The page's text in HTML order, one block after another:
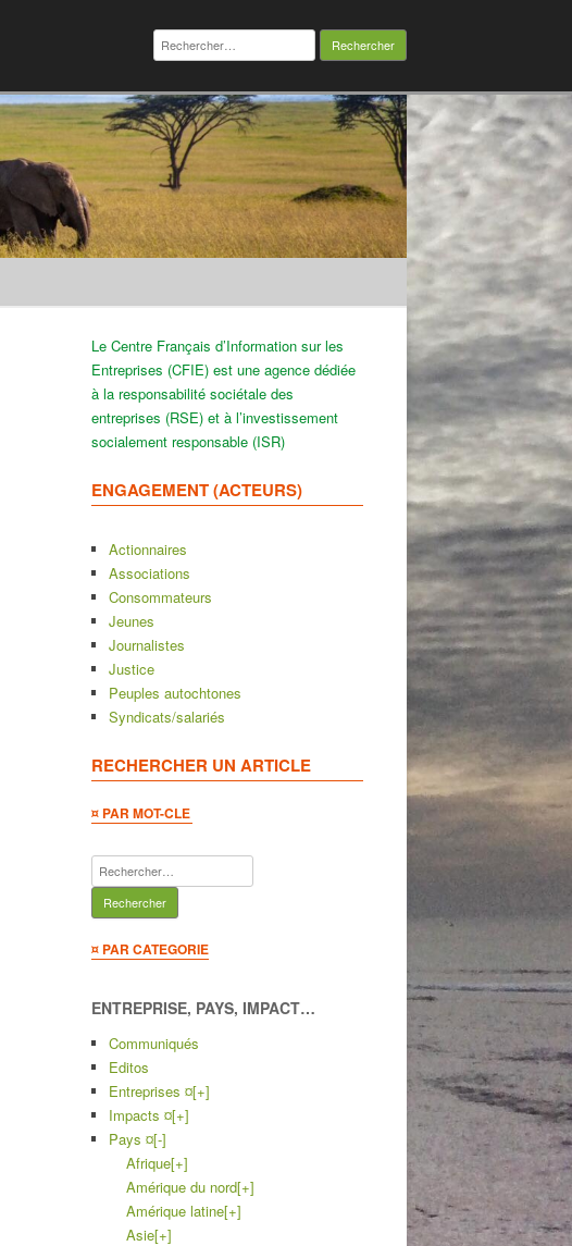
Rechercher :
Le Centre Français d’Information sur les
Entreprises (CFIE) est une agence dédiée
à la responsabilité sociétale des
entreprises (RSE) et à l’investissement
socialement responsable (ISR)
ENGAGEMENT (ACTEURS)
Actionnaires
Associations
Consommateurs
Jeunes
Journalistes
Justice
Peuples autochtones
Syndicats/salariés
RECHERCHER UN ARTICLE
¤ PAR MOT-CLE
Rechercher :
¤ PAR CATEGORIE
ENTREPRISE, PAYS, IMPACT…
Communiqués
Editos
Entreprises ¤[+]
Impacts ¤[+]
Pays ¤[-]
Afrique[+]
Amérique du nord[+]
Amérique latine[+]
Asie[+]